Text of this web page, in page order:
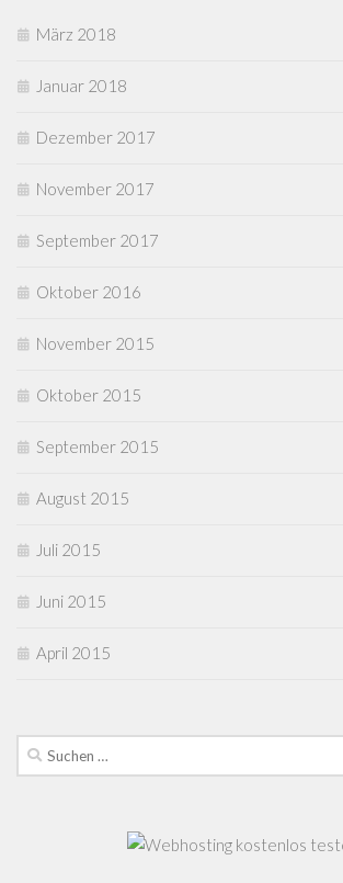
März 2018
Januar 2018
Dezember 2017
November 2017
September 2017
Oktober 2016
November 2015
Oktober 2015
September 2015
August 2015
Juli 2015
Juni 2015
April 2015
Suchen
nach: